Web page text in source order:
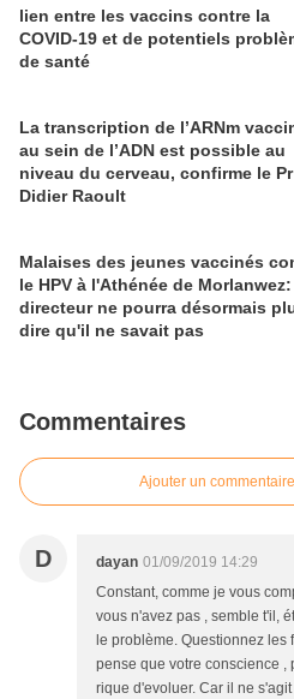
lien entre les vaccins contre la
COVID-19 et de potentiels
de santé
La transcription de l’ARNm
au sein de l’ADN est possible au
niveau du cerveau, confirme le Pr
Didier Raoult
Malaises des jeunes vaccinés
le HPV à l'Athénée de
directeur ne pourra désormais
dire qu'il ne savait pas
Commentaires
Ajouter un commentaire
D dayan 01/09/2019 14:29
Constant, comme je vous
vous n'avez pas , semble t'il,
le problème. Questionnez les
pense que votre conscience ,
rique d'evoluer. Car il ne